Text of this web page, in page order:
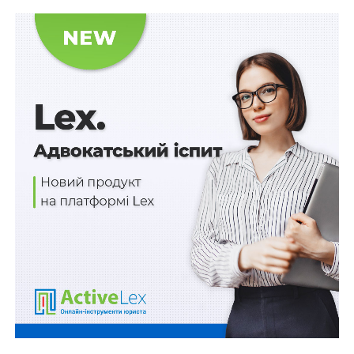
підготовлено проект рішення НКРЕКП, яке
виноситься на засідання комісії, що
проводиться у формі відкритого слухання, у
разі відсутності угоди сторін щодо
Результатом безпосереднього розгляду спору є
рішення Нацкомісії:
про припинення розгляду справи, якщо відсутні
порушення, укладено угоду між сторонами,
одна зі сторін двічі не з’явилась на попередні
про зобов’язання припинити суб’єктом
господарювання, що провадить діяльність у
сферах енергетики та комунальних послуг,
порушення законодавства у відповідній сфері